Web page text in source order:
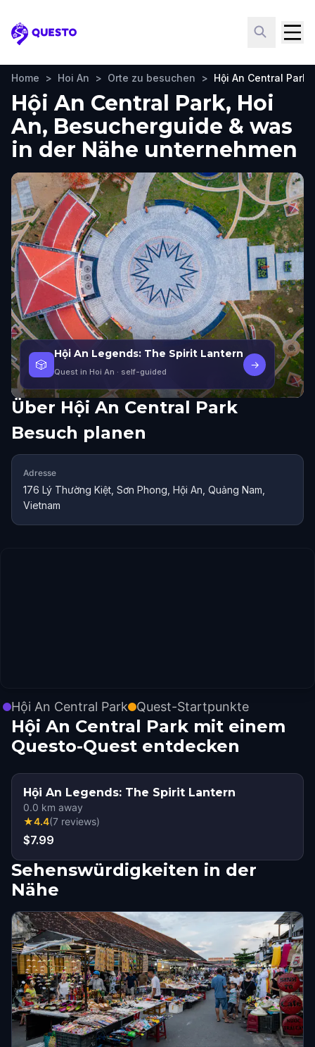
Questo
Home > Hoi An > Orte zu besuchen > Hội An Central Park
Hội An Central Park, Hoi
An, Besucherguide & was
in der Nähe unternehmen
🎲
Hội An Legends: The Spirit Lantern
Quest in Hoi An · self-guided
→
Über Hội An Central Park
Besuch planen
Adresse
176 Lý Thường Kiệt, Sơn Phong, Hội An, Quảng Nam,
Vietnam
Hội An Central Park Quest-Startpunkte
Hội An Central Park mit einem
Questo-Quest entdecken
Hội An Legends: The Spirit Lantern
0.0 km away
★4.4(7 reviews)
$7.99
Sehenswürdigkeiten in der
Nähe